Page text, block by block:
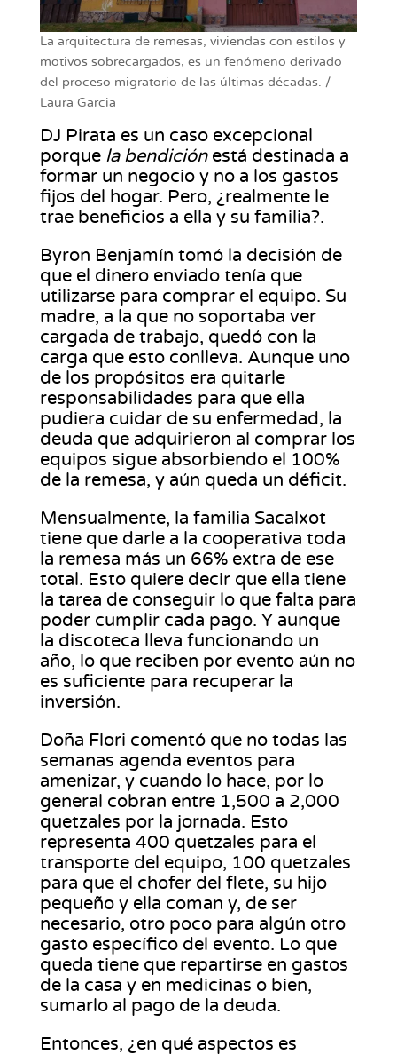
La arquitectura de remesas, viviendas con estilos y
motivos sobrecargados, es un fenómeno derivado
del proceso migratorio de las últimas décadas. /
Laura Garcia
DJ Pirata es un caso excepcional
porque la bendición está destinada a
formar un negocio y no a los gastos
fijos del hogar. Pero, ¿realmente le
trae beneficios a ella y su familia?.
Byron Benjamín tomó la decisión de
que el dinero enviado tenía que
utilizarse para comprar el equipo. Su
madre, a la que no soportaba ver
cargada de trabajo, quedó con la
carga que esto conlleva. Aunque uno
de los propósitos era quitarle
responsabilidades para que ella
pudiera cuidar de su enfermedad, la
deuda que adquirieron al comprar los
equipos sigue absorbiendo el 100%
de la remesa, y aún queda un déficit.
Mensualmente, la familia Sacalxot
tiene que darle a la cooperativa toda
la remesa más un 66% extra de ese
total. Esto quiere decir que ella tiene
la tarea de conseguir lo que falta para
poder cumplir cada pago. Y aunque
la discoteca lleva funcionando un
año, lo que reciben por evento aún no
es suficiente para recuperar la
inversión.
Doña Flori comentó que no todas las
semanas agenda eventos para
amenizar, y cuando lo hace, por lo
general cobran entre 1,500 a 2,000
quetzales por la jornada. Esto
representa 400 quetzales para el
transporte del equipo, 100 quetzales
para que el chofer del flete, su hijo
pequeño y ella coman y, de ser
necesario, otro poco para algún otro
gasto específico del evento. Lo que
queda tiene que repartirse en gastos
de la casa y en medicinas o bien,
sumarlo al pago de la deuda.
Entonces, ¿en qué aspectos es